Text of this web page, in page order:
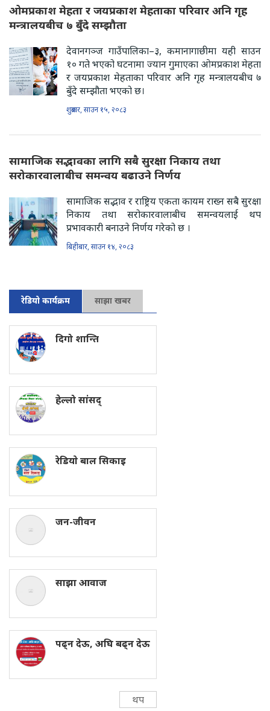
ओमप्रकाश मेहता र जयप्रकाश मेहताका परिवार अनि गृह
मन्त्रालयबीच ७ बुँदे सम्झौता
देवानगञ्ज गाउँपालिका–३, कमानागाछीमा यही साउन
१० गते भएको घटनामा ज्यान गुमाएका ओमप्रकाश मेहता
र जयप्रकाश मेहताका परिवार अनि गृह मन्त्रालयबीच ७
बुँदे सम्झौता भएको छ।
शुक्रबार, साउन १५, २०८३
सामाजिक सद्भावका लागि सबै सुरक्षा निकाय तथा
सरोकारवालाबीच समन्वय बढाउने निर्णय
सामाजिक सद्भाव र राष्ट्रिय एकता कायम राख्न सबै सुरक्षा
निकाय तथा सरोकारवालाबीच समन्वयलाई थप
प्रभावकारी बनाउने निर्णय गरेको छ ।
बिहीबार, साउन १४, २०८३
रेडियो कार्यक्रम साझा खबर
दिगो शान्ति
हेल्लो सांसद्
रेडियाे बाल सिकाइ
जन-जीवन
साझा आवाज
पढ्न देऊ, अघि बढ्न देऊ
थप